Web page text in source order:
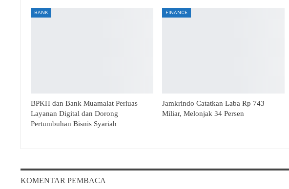
BANK
BPKH dan Bank Muamalat Perluas
Layanan Digital dan Dorong
Pertumbuhan Bisnis Syariah
FINANCE
Jamkrindo Catatkan Laba Rp 743
Miliar, Melonjak 34 Persen
KOMENTAR PEMBACA